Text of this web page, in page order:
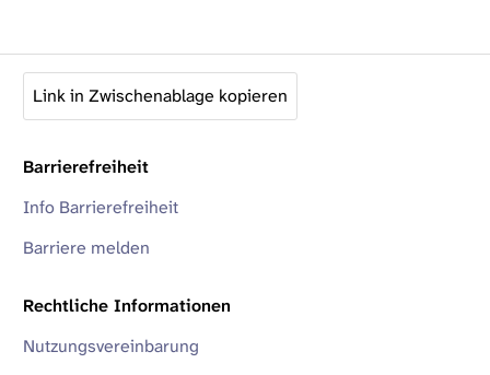
Link in Zwischenablage kopieren
Barrierefreiheit
Info Barrierefreiheit
Barriere melden
Rechtliche Informationen
Nutzungsvereinbarung